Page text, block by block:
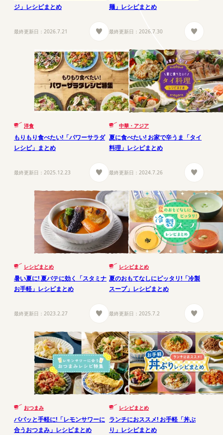
ジ」レシピまとめ
最終更新日： 2026.7.21
麺」レシピまとめ
最終更新日： 2026.7.30
洋食
もりもり食べたい!「パワーサラダ
レシピ」まとめ
最終更新日： 2025.12.23
中華・アジア
夏に食べたい! お家で辛うま「タイ
料理」レシピまとめ
最終更新日： 2024.7.26
レシピまとめ
暑い夏に! 夏バテに効く「スタミナ
お手軽」レシピまとめ
最終更新日： 2023.2.27
レシピまとめ
夏のおもてなしにピッタリ!「冷製
スープ」レシピまとめ
最終更新日： 2025.7.2
おつまみ
パパッと手軽に!「レモンサワーに
合うおつまみ」レシピまとめ
レシピまとめ
ランチにおススメ! お手軽「丼ぶ
り」レシピまとめ